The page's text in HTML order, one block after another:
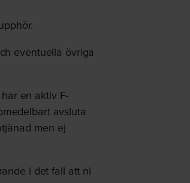
eventuella övriga
en aktiv F-
avsluta
men ej
i det fall att ni